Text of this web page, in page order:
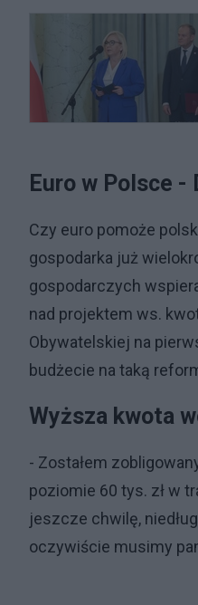
Euro w Polsce -
Czy euro pomoże
gospodarka już
gospodarczych
nad projektem ws.
Obywatelskiej na
budżecie na taką
Wyższa kwota
- Zostałem
poziomie 60 tys. zł w
jeszcze chwilę,
oczywiście musimy